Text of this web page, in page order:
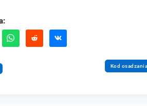
Kod osadzania